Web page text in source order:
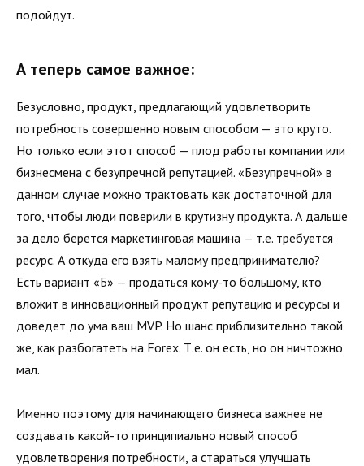
подойдут.
А теперь самое важное:
Безусловно, продукт, предлагающий удовлетворить
потребность совершенно новым способом — это круто.
Но только если этот способ — плод работы компании или
бизнесмена с безупречной репутацией. «Безупречной» в
данном случае можно трактовать как достаточной для
того, чтобы люди поверили в крутизну продукта. А дальше
за дело берется маркетинговая машина — т.е. требуется
ресурс. А откуда его взять малому предпринимателю?
Есть вариант «Б» — продаться кому-то большому, кто
вложит в инновационный продукт репутацию и ресурсы и
доведет до ума ваш MVP. Но шанс приблизительно такой
же, как разбогатеть на Forex. Т.е. он есть, но он ничтожно
мал.
Именно поэтому для начинающего бизнеса важнее не
создавать какой-то принципиально новый способ
удовлетворения потребности, а стараться улучшать